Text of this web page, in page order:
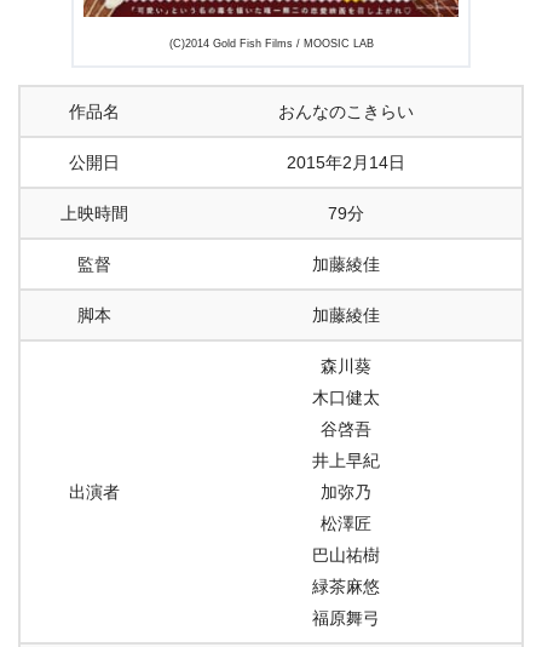
(C)2014 Gold Fish Films / MOOSIC LAB
作品名 おんなのこきらい
公開日 2015年2月14日
上映時間 79分
監督 加藤綾佳
脚本 加藤綾佳
出演者
森川葵
木口健太
谷啓吾
井上早紀
加弥乃
松澤匠
巴山祐樹
緑茶麻悠
福原舞弓